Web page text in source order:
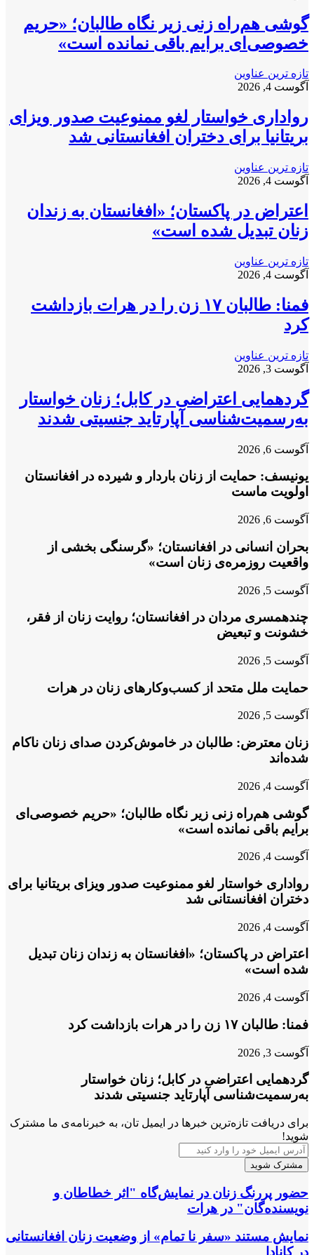
گوشی هم‌راه زنی زیر نگاه طالبان؛ «حریم
خصوصی‌ای برایم باقی نمانده است»
تازه ترین عناوین
آگوست 4, 2026
رواداری خواستار لغو ممنوعیت صدور ویزای
بریتانیا برای دختران افغانستانی شد
تازه ترین عناوین
آگوست 4, 2026
اعتراض در پاکستان؛ «افغانستان به زندان
زنان تبدیل شده است»
تازه ترین عناوین
آگوست 4, 2026
فمنا: طالبان ۱۷ زن را در هرات بازداشت
کرد
تازه ترین عناوین
آگوست 3, 2026
گردهمایی اعتراضی در کابل؛ زنان خواستار
به‌رسمیت‌شناسی آپارتاید جنسیتی شدند
آگوست 6, 2026
یونیسف: حمایت از زنان باردار و شیرده در افغانستان
اولویت ماست
آگوست 6, 2026
بحران انسانی در افغانستان؛ «گرسنگی بخشی از
واقعیت روزمره‌ی زنان است»
آگوست 5, 2026
چندهمسری مردان در افغانستان؛ روایت زنان از فقر،
خشونت و تبعیض
آگوست 5, 2026
حمایت ملل متحد از کسب‌وکارهای زنان در هرات
آگوست 5, 2026
زنان معترض: طالبان در خاموش‌کردن صدای زنان ناکام
شده‌اند
آگوست 4, 2026
گوشی هم‌راه زنی زیر نگاه طالبان؛ «حریم خصوصی‌ای
برایم باقی نمانده است»
آگوست 4, 2026
رواداری خواستار لغو ممنوعیت صدور ویزای بریتانیا برای
دختران افغانستانی شد
آگوست 4, 2026
اعتراض در پاکستان؛ «افغانستان به زندان زنان تبدیل
شده است»
آگوست 4, 2026
فمنا: طالبان ۱۷ زن را در هرات بازداشت کرد
آگوست 3, 2026
گردهمایی اعتراضی در کابل؛ زنان خواستار
به‌رسمیت‌شناسی آپارتاید جنسیتی شدند
برای دریافت تازه‌ترین خبرها در ایمیل تان، به خبرنامه‌ی ما مشترک
شوید!
آدرس
ایمیل
خود
را
وارد
کنید
حضور
پررنگ
زنان
در
نمایش‌گاه
حضور پررنگ زنان در نمایش‌گاه "اثر خطاطان و
نویسنده‌‌گان" در هرات
نمایش
مستند
نمایش مستند «سفر نا تمام» از وضعیت زنان افغانستانی